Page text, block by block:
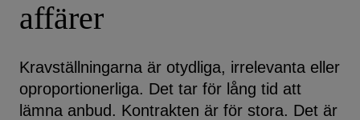
affärer
Kravställningarna är otydliga, irrelevanta eller
oproportionerliga. Det tar för lång tid att
lämna anbud. Kontrakten är för stora. Det är